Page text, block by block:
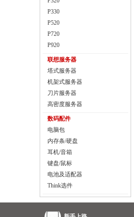
P330
P520
P720
P920
联想服务器
塔式服务器
机架式服务器
刀片服务器
高密度服务器
数码配件
电脑包
内存条/硬盘
耳机/音箱
键盘/鼠标
电池及适配器
Think选件